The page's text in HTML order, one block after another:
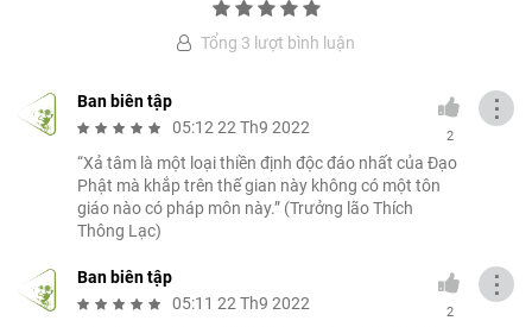
Tổng 3 lượt bình luận
Ban biên tập
05:12 22 Th9 2022
2
“Xả tâm là một loại thiền định độc đáo nhất của Đạo
Phật mà khắp trên thế gian này không có một tôn
giáo nào có pháp môn này.” (Trưởng lão Thích
Thông Lạc)
⋮
Ban biên tập
05:11 22 Th9 2022
2
⋮